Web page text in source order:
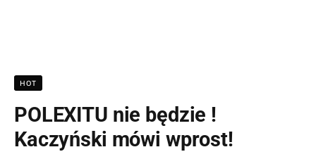
HOT
POLEXITU nie będzie !
Kaczyński mówi wprost!